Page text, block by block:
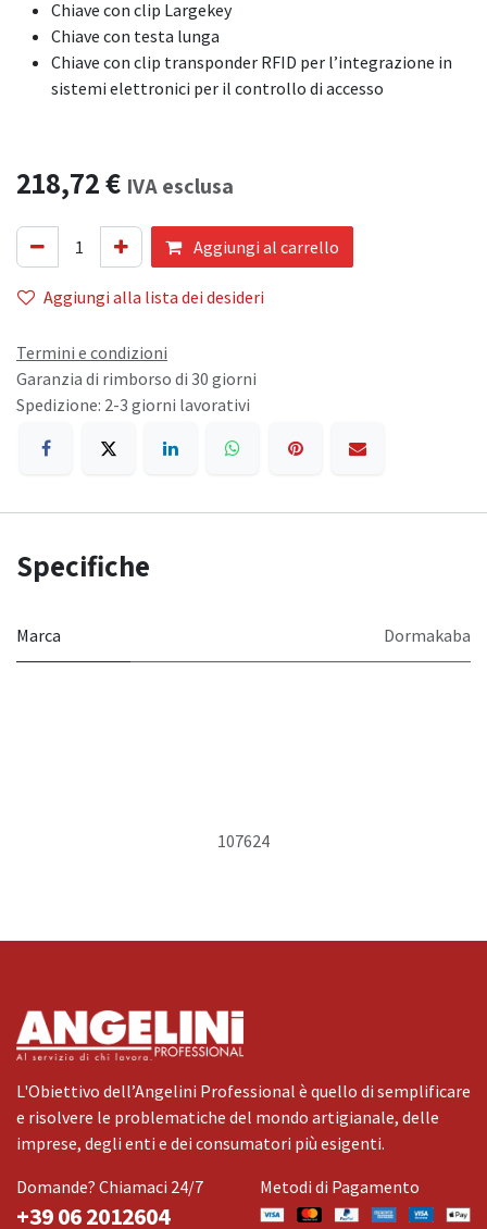
Chiave con clip Largekey
Chiave con testa lunga
Chiave con clip transponder RFID per l’integrazione in
sistemi elettronici per il controllo di accesso
218,72€ IVA esclusa
Aggiungi al carrello
Aggiungi alla lista dei desideri
Termini e condizioni
Garanzia di rimborso di 30 giorni
Spedizione: 2-3 giorni lavorativi
Specifiche
Marca Dormakaba
107624
L'Obiettivo dell’Angelini Professional è quello di semplificare
e risolvere le problematiche del mondo artigianale, delle
imprese, degli enti e dei consumatori più esigenti.
Domande? Chiamaci 24/7
+39 06 2012604
Metodi di Pagamento